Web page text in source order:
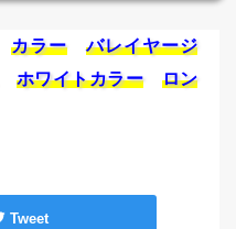
カラー
バレイヤージ
ホワイトカラー
ロン
Tweet